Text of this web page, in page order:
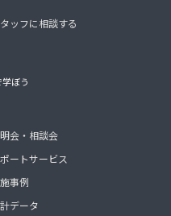
ッフに相談する
ぼう
会・相談会
ートサービス
事例
データ